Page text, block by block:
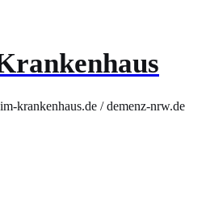
krankenhaus.de / demenz-nrw.de